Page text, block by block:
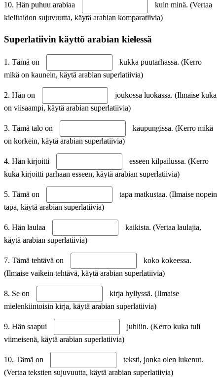
10. Hän puhuu arabiaa
kuin minä. (Vertaa
kielitaidon sujuvuutta, käytä arabian komparatiivia)
Superlatiivin käyttö arabian kielessä
1. Tämä on
kukka puutarhassa. (Kerro
mikä on kaunein, käytä arabian superlatiivia)
2. Hän on
joukossa luokassa. (Ilmaise kuka
on viisaampi, käytä arabian superlatiivia)
3. Tämä talo on
kaupungissa. (Kerro mikä
on korkein, käytä arabian superlatiivia)
4. Hän kirjoitti
esseen kilpailussa. (Kerro
kuka kirjoitti parhaan esseen, käytä arabian superlatiivia)
5. Tämä on
tapa matkustaa. (Ilmaise nopein
tapa, käytä arabian superlatiivia)
6. Hän laulaa
kaikista. (Vertaa laulajia,
käytä arabian superlatiivia)
7. Tämä tehtävä on
koko kokeessa.
(Ilmaise vaikein tehtävä, käytä arabian superlatiivia)
8. Se on
kirja hyllyssä. (Ilmaise
mielenkiintoisin kirja, käytä arabian superlatiivia)
9. Hän saapui
juhliin. (Kerro kuka tuli
viimeisenä, käytä arabian superlatiivia)
10. Tämä on
teksti, jonka olen lukenut.
(Vertaa tekstien sujuvuutta, käytä arabian superlatiivia)